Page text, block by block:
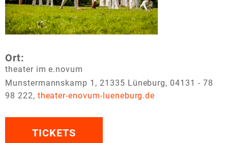
Ort:
theater im e.novum
Munstermannskamp 1, 21335 Lüneburg, 04131 - 78
98 222, theater-enovum-lueneburg.de
TICKETS